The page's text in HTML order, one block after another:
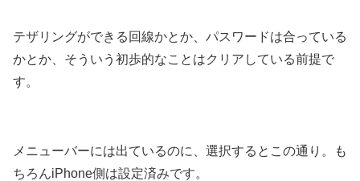
テザリングができる回線かとか、パスワードは合っている
かとか、そういう初歩的なことはクリアしている前提で
す。
メニューバーには出ているのに、選択するとこの通り。も
ちろんiPhone側は設定済みです。